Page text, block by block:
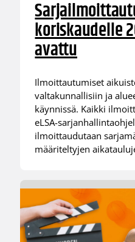
koriskaudelle
avattu
Ilmoittautumiset
valtakunnallisiin ja
käynnissä. Kaikki
eLSA-
ilmoittaudutaan
määriteltyjen